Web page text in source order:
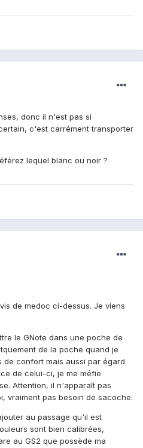
donc il n'est pas si
c'est carrément transporter
lequel blanc ou noir ?
de medoc ci-dessus. Je viens
le GNote dans une poche de
de la poche quand je
de confort mais aussi par égard
de celui-ci, je me méfie
Attention, il n'apparaît pas
vraiment pas besoin de sacoche.
au passage qu'il est
sont bien calibrées,
au GS2 que possède ma